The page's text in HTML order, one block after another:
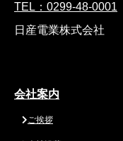
TEL：0299-48-0001
日産電業株式会社
会社案内
ご挨拶